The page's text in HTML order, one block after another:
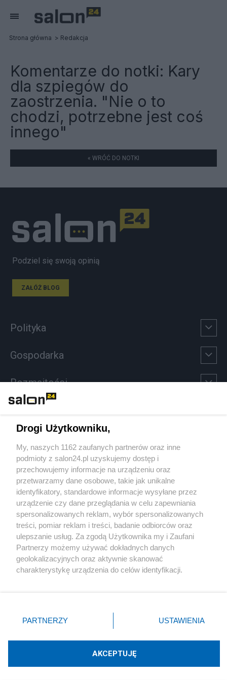
Strona główna Redakcja
Komentarze do notki: Kary
dla szpiegów do
zaostrzenia. "Nie o to
chodzi, potrzebne jest coś
innego"
« WRÓĆ DO NOTKI
Podziel się swoją opinią
ZAŁÓŻ BLOG
Polityka
Gospodarka
Rozmaitości
Sport
Społeczeństwo
Kultura
X Facebook Instagram Youtube
Technologię dostarcza:W3media.pl
Drogi Użytkowniku,
My, naszych 1162 zaufanych partnerów oraz inne
podmioty z salon24.pl uzyskujemy dostęp i
przechowujemy informacje na urządzeniu oraz
przetwarzamy dane osobowe, takie jak unikalne
identyfikatory, standardowe informacje wysyłane przez
urządzenie czy dane przeglądania w celu zapewniania
spersonalizowanych reklam, wybór spersonalizowanych
treści, pomiar reklam i treści, badanie odbiorców oraz
ulepszanie usług. Za zgodą Użytkownika my i Zaufani
Partnerzy możemy używać dokładnych danych
geolokalizacyjnych oraz aktywnie skanować
charakterystykę urządzenia do celów identyfikacji.
zmienić/wycofać klikając przycisk ustawień prywatności
znajdujący się w lewym dolnym rogu strony
rodzaje przetwarzania danych nie wymagają zgody
użytkownika, ale masz prawo sprzeciwić się takiemu
PARTNERZY USTAWIENIA
AKCEPTUJĘ